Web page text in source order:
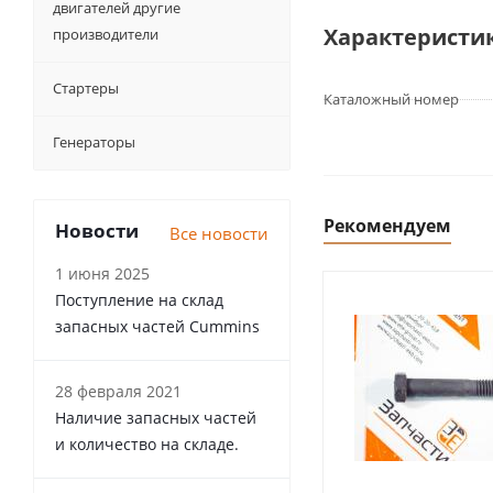
Каталожный номер
Рекомендуем
двигателей другие
производители
Стартеры
Генераторы
Новости Все новости
1 июня 2025
Поступление на склад
запасных частей Cummins
28 февраля 2021
Наличие запасных частей
и количество на складе.